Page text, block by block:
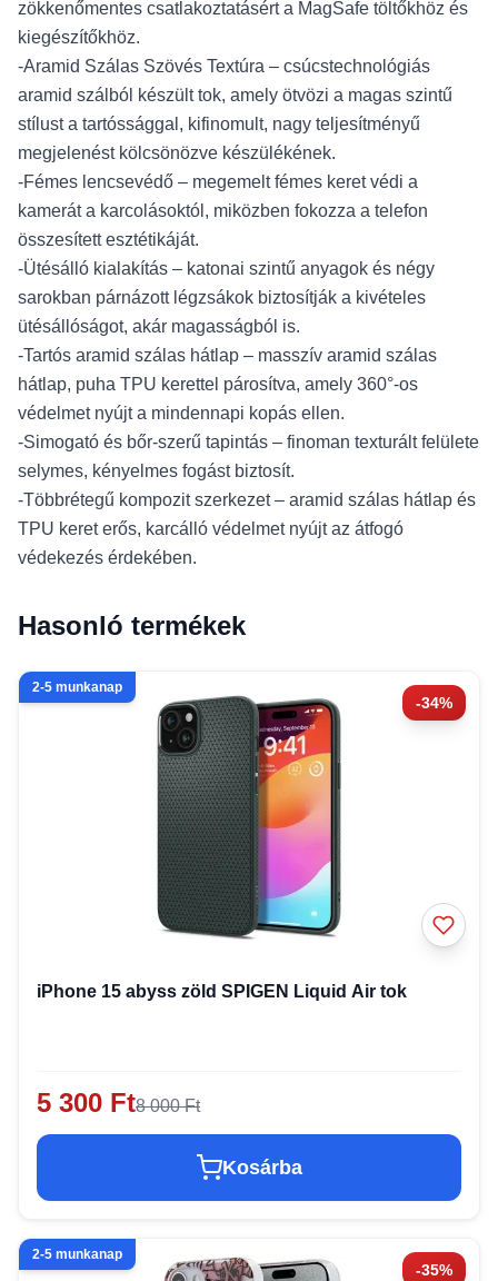
zökkenőmentes csatlakoztatásért a MagSafe töltőkhöz és
kiegészítőkhöz.
-Aramid Szálas Szövés Textúra – csúcstechnológiás
aramid szálból készült tok, amely ötvözi a magas szintű
stílust a tartóssággal, kifinomult, nagy teljesítményű
megjelenést kölcsönözve készülékének.
-Fémes lencsevédő – megemelt fémes keret védi a
kamerát a karcolásoktól, miközben fokozza a telefon
összesített esztétikáját.
-Ütésálló kialakítás – katonai szintű anyagok és négy
sarokban párnázott légzsákok biztosítják a kivételes
ütésállóságot, akár magasságból is.
-Tartós aramid szálas hátlap – masszív aramid szálas
hátlap, puha TPU kerettel párosítva, amely 360°-os
védelmet nyújt a mindennapi kopás ellen.
-Simogató és bőr-szerű tapintás – finoman texturált felülete
selymes, kényelmes fogást biztosít.
-Többrétegű kompozit szerkezet – aramid szálas hátlap és
TPU keret erős, karcálló védelmet nyújt az átfogó
védekezés érdekében.
Hasonló termékek
-34%
2-5 munkanap
iPhone 15 abyss zöld SPIGEN Liquid Air tok
5 300 Ft8 000 Ft
Kosárba
-35%
2-5 munkanap